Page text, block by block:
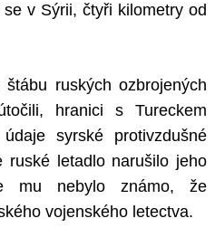
v Sýrii, čtyři kilometry od
ruských ozbrojených
hranici s Tureckem
syrské protivzdušné
ruské letadlo narušilo jeho
mu nebylo známo, že
vojenského letectva.